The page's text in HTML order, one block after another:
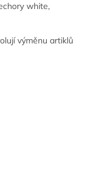
white,
výměnu artiklů